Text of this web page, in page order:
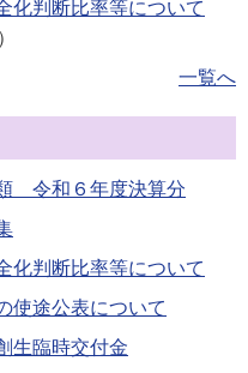
化判断比率等について
）
一覧へ
令和６年度決算分
化判断比率等について
使途公表について
生臨時交付金